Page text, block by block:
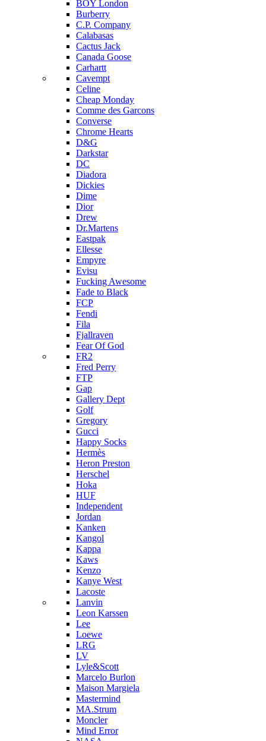
BOY London
Burberry
C.P. Company
Calabasas
Cactus Jack
Canada Goose
Carhartt
Cavempt
Celine
Cheap Monday
Comme des Garcons
Converse
Chrome Hearts
D&G
Darkstar
DC
Diadora
Dickies
Dime
Dior
Drew
Dr.Martens
Eastpak
Ellesse
Empyre
Evisu
Fucking Awesome
Fade to Black
FCP
Fendi
Fila
Fjallraven
Fear Of God
FR2
Fred Perry
FTP
Gap
Gallery Dept
Golf
Gregory
Gucci
Happy Socks
Hermès
Heron Preston
Hersсhel
Hoka
HUF
Independent
Jordan
Kanken
Kangol
Kappa
Kaws
Kenzo
Kanye West
Lacoste
Lanvin
Leon Karssen
Lee
Loewe
LRG
LV
Lyle&Scott
Marcelo Burlon
Maison Margiela
Mastermind
MA.Strum
Moncler
Mind Error